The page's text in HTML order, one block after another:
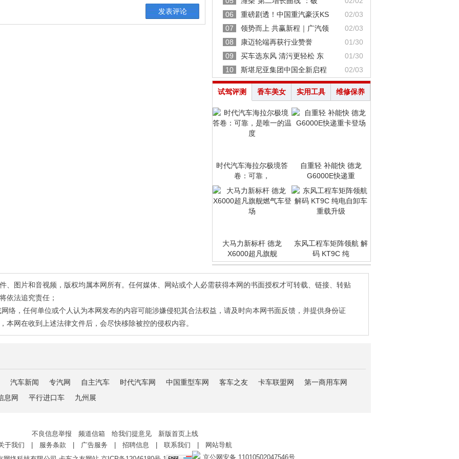
06
重磅剧透！中国重汽豪沃KS
02/03
07
领势而上 共赢新程｜广汽领
02/03
08
康迈轮端再获行业赞誉
01/30
09
买车选东风 清污更轻松 东
01/30
10
斯堪尼亚集团中国全新启程 02/03
试驾评测 香车美女 实用工具 维修保养
时代汽车海拉尔极境答
卷：可靠，
自重轻 补能快 德龙
G6000E快递重
大马力新标杆 德龙
X6000超凡旗舰
东风工程车矩阵领航 解
码 KT9C 纯
、图片和音视频，版权均属本网所有。任何媒体、网站或个人必需获得本网的书面授权才可转载、链接、转贴
依法追究责任；
络，任何单位或个人认为本网发布的内容可能涉嫌侵犯其合法权益，请及时向本网书面反馈，并提供身份证
本网在收到上述法律文件后，会尽快移除被控的侵权内容。
汽车新闻 专汽网 自主汽车 时代汽车网 中国重型车网 客车之友 卡车联盟网
第一商用车网
息网
平行进口车 九州展
不良信息举报 频道信箱 给我们提意见 新版首页上线
于我们
服务条款 广告服务 招聘信息 联系我们
网站导航
京公网安备 11010502047546号